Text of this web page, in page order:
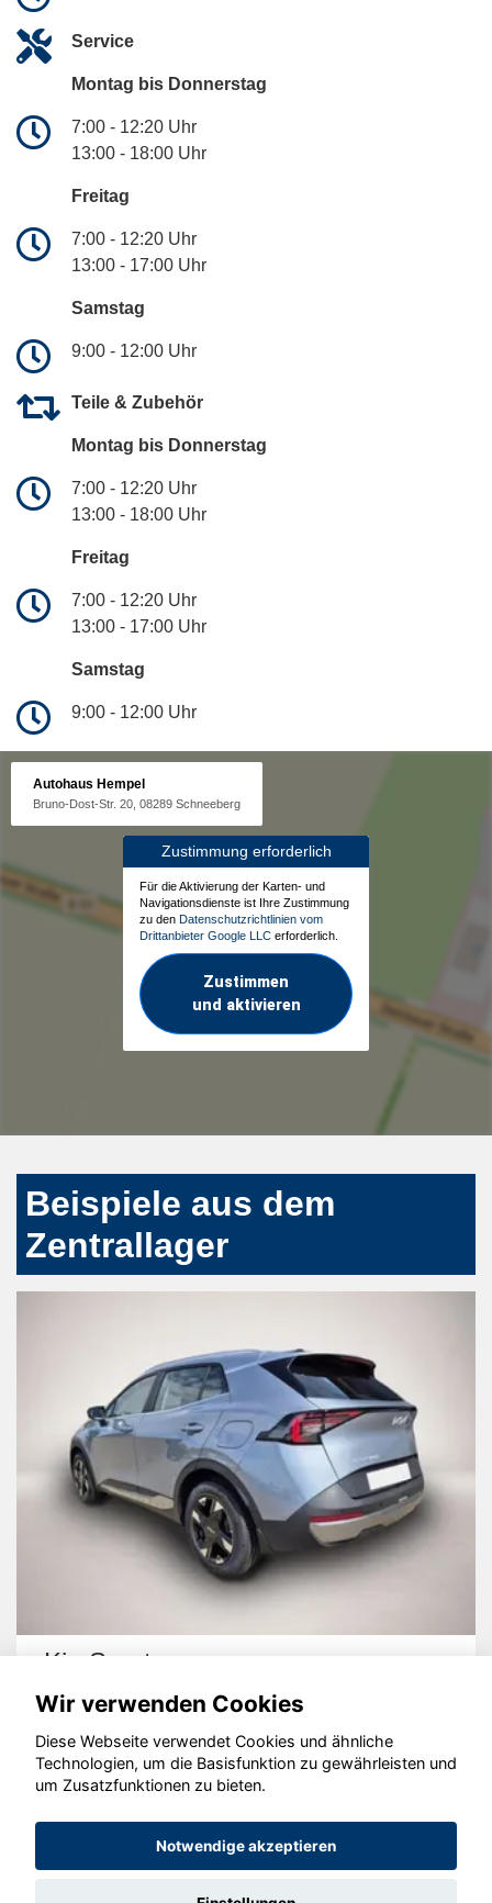
Service
Montag bis Donnerstag
7:00 - 12:20 Uhr
13:00 - 18:00 Uhr
Freitag
7:00 - 12:20 Uhr
13:00 - 17:00 Uhr
Samstag
9:00 - 12:00 Uhr
Teile & Zubehör
Montag bis Donnerstag
7:00 - 12:20 Uhr
13:00 - 18:00 Uhr
Freitag
7:00 - 12:20 Uhr
13:00 - 17:00 Uhr
Samstag
9:00 - 12:00 Uhr
Autohaus Hempel
Bruno-Dost-Str. 20, 08289 Schneeberg
Zustimmung erforderlich
Für die Aktivierung der Karten- und
Navigationsdienste ist Ihre Zustimmung
zu den Datenschutzrichtlinien vom
Drittanbieter Google LLC erforderlich.
Zustimmen
und aktivieren
Beispiele aus dem
Zentrallager
Kia Sportage
© konjunkturmotor.de GmbH 2020 - 2026
Wir verwenden Cookies
Diese Webseite verwendet Cookies und ähnliche
Technologien, um die Basisfunktion zu gewährleisten und
um Zusatzfunktionen zu bieten.
Notwendige akzeptieren